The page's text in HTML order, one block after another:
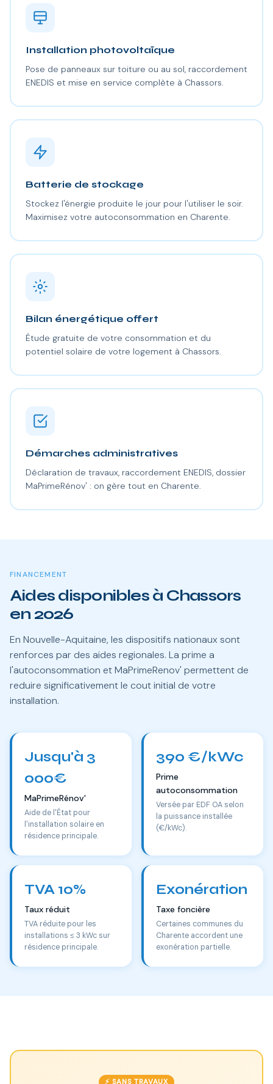
Installation photovoltaïque
Pose de panneaux sur toiture ou au sol, raccordement
ENEDIS et mise en service complète à Chassors.
Batterie de stockage
Stockez l'énergie produite le jour pour l'utiliser le soir.
Maximisez votre autoconsommation en Charente.
Bilan énergétique offert
Étude gratuite de votre consommation et du
potentiel solaire de votre logement à Chassors.
Démarches administratives
Déclaration de travaux, raccordement ENEDIS, dossier
MaPrimeRénov' : on gère tout en Charente.
FINANCEMENT
Aides disponibles à Chassors
en 2026
En Nouvelle-Aquitaine, les dispositifs nationaux sont
renforces par des aides regionales. La prime a
l'autoconsommation et MaPrimeRenov' permettent de
reduire significativement le cout initial de votre
installation.
Jusqu'à 3
000€
MaPrimeRénov'
Aide de l'État pour
l'installation solaire en
résidence principale.
390 €/kWc
Prime
autoconsommation
Versée par EDF OA selon
la puissance installée
(€/kWc).
TVA 10%
Taux réduit
TVA réduite pour les
installations ≤ 3 kWc sur
résidence principale.
Exonération
Taxe foncière
Certaines communes du
Charente accordent une
exonération partielle.
⚡ SANS TRAVAUX